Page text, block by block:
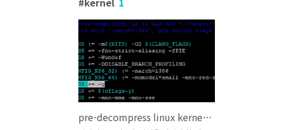
pre-decompress linux kernel 디버깅